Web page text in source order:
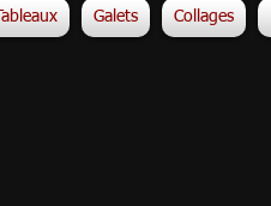
Tableaux Galets Collages